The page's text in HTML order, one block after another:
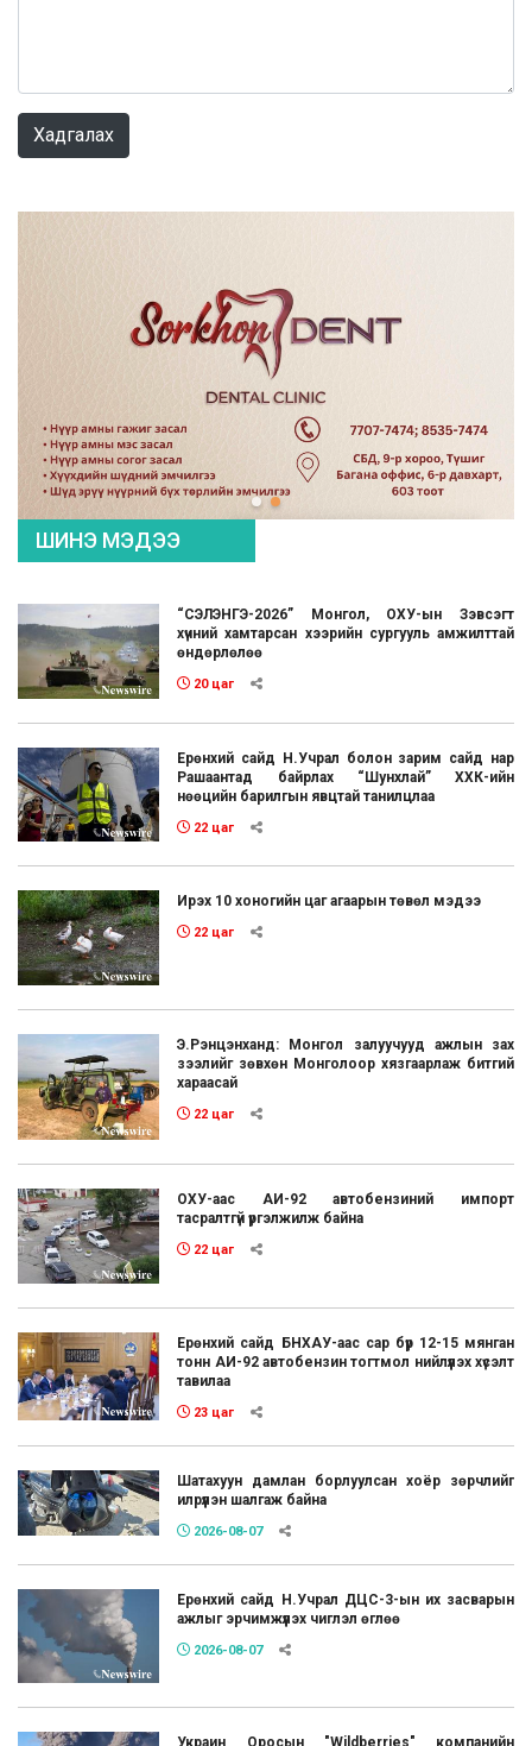
Хадгалах
ШИНЭ МЭДЭЭ
“СЭЛЭНГЭ-2026” Монгол, ОХУ-ын Зэвсэгт
хүчний хамтарсан хээрийн сургууль амжилттай
өндөрлөлөө
20 цаг
Ерөнхий сайд Н.Учрал болон зарим сайд нар
Рашаантад байрлах “Шунхлай” ХХК-ийн
нөөцийн барилгын явцтай танилцлаа
22 цаг
Ирэх 10 хоногийн цаг агаарын төвөл мэдээ
22 цаг
Э.Рэнцэнханд: Монгол залуучууд ажлын зах
зээлийг зөвхөн Монголоор хязгаарлаж битгий
хараасай
22 цаг
ОХУ-аас АИ-92 автобензиний импорт
тасралтгүй үргэлжилж байна
22 цаг
Ерөнхий сайд БНХАУ-аас сар бүр 12-15 мянган
тонн АИ-92 автобензин тогтмол нийлүүлэх хүсэлт
тавилаа
23 цаг
Шатахуун дамлан борлуулсан хоёр зөрчлийг
илрүүлэн шалгаж байна
2026-08-07
Ерөнхий сайд Н.Учрал ДЦС-3-ын их засварын
ажлыг эрчимжүүлэх чиглэл өглөө
2026-08-07